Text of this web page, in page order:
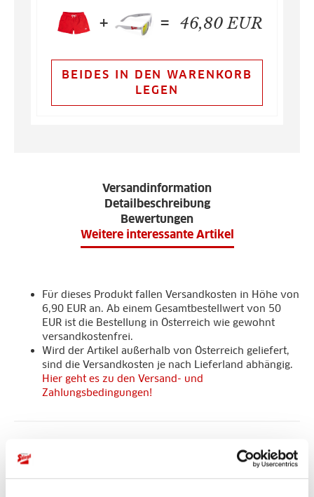
+ = 46,80EUR
BEIDES IN DEN WARENKORB
LEGEN
Versandinformation
Detailbeschreibung
Bewertungen
Weitere interessante Artikel
Für dieses Produkt fallen Versandkosten in Höhe von
6,90 EUR an. Ab einem Gesamtbestellwert von 50
EUR ist die Bestellung in Österreich wie gewohnt
versandkostenfrei.
Wird der Artikel außerhalb von Österreich geliefert,
sind die Versandkosten je nach Lieferland abhängig.
Hier geht es zu den Versand- und
Zahlungsbedingungen!
Detailbeschreibung